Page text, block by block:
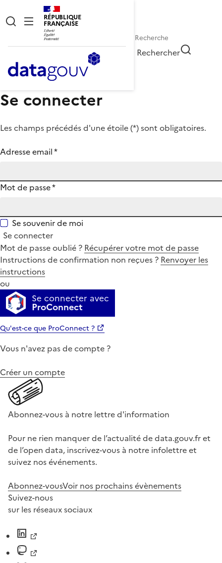
RÉPUBLIQUE
FRANÇAISE
Rechercher
Se connecter
Les champs précédés d'une étoile (*) sont obligatoires.
Adresse email*
Mot de passe*
Se souvenir de moi
Se connecter
Mot de passe oublié ? Récupérer votre mot de passe
Instructions de confirmation non reçues ? Renvoyer les
instructions
ou
Se connecter avec
ProConnect
Qu'est-ce que ProConnect ?
Vous n'avez pas de compte ?
Créer un compte
Abonnez-vous à notre lettre d'information
Pour ne rien manquer de l’actualité de data.gouv.fr et
de l’open data, inscrivez-vous à notre infolettre et
suivez nos événements.
Abonnez-vousVoir nos prochains évènements
Suivez-nous
sur les réseaux sociaux